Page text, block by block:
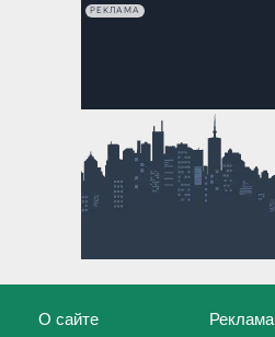
РЕКЛАМА
О сайте Реклама